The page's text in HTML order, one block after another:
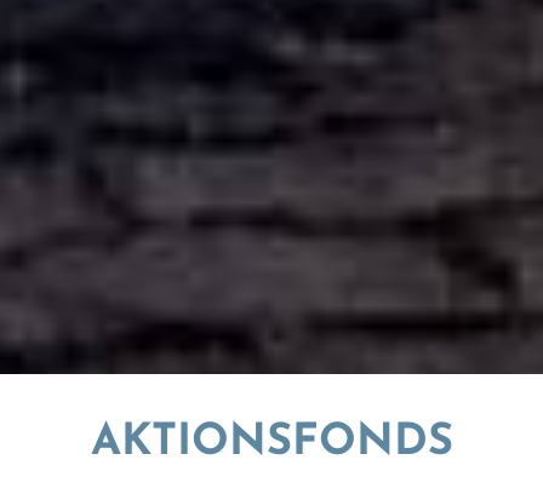
AKTIONSFONDS